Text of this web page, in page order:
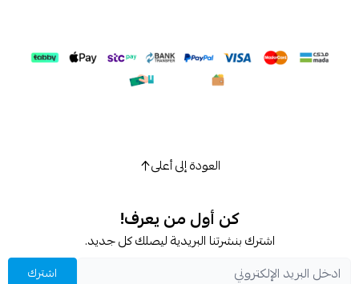
العودة إلى أعلى
كن أول من يعرف!
اشترك بنشرتنا البريدية ليصلك كل جديد.
اشترك